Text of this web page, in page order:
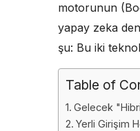
motorunun
yapay zeka
şu: Bu iki
Table of
Gelecek
Yerli Girişim